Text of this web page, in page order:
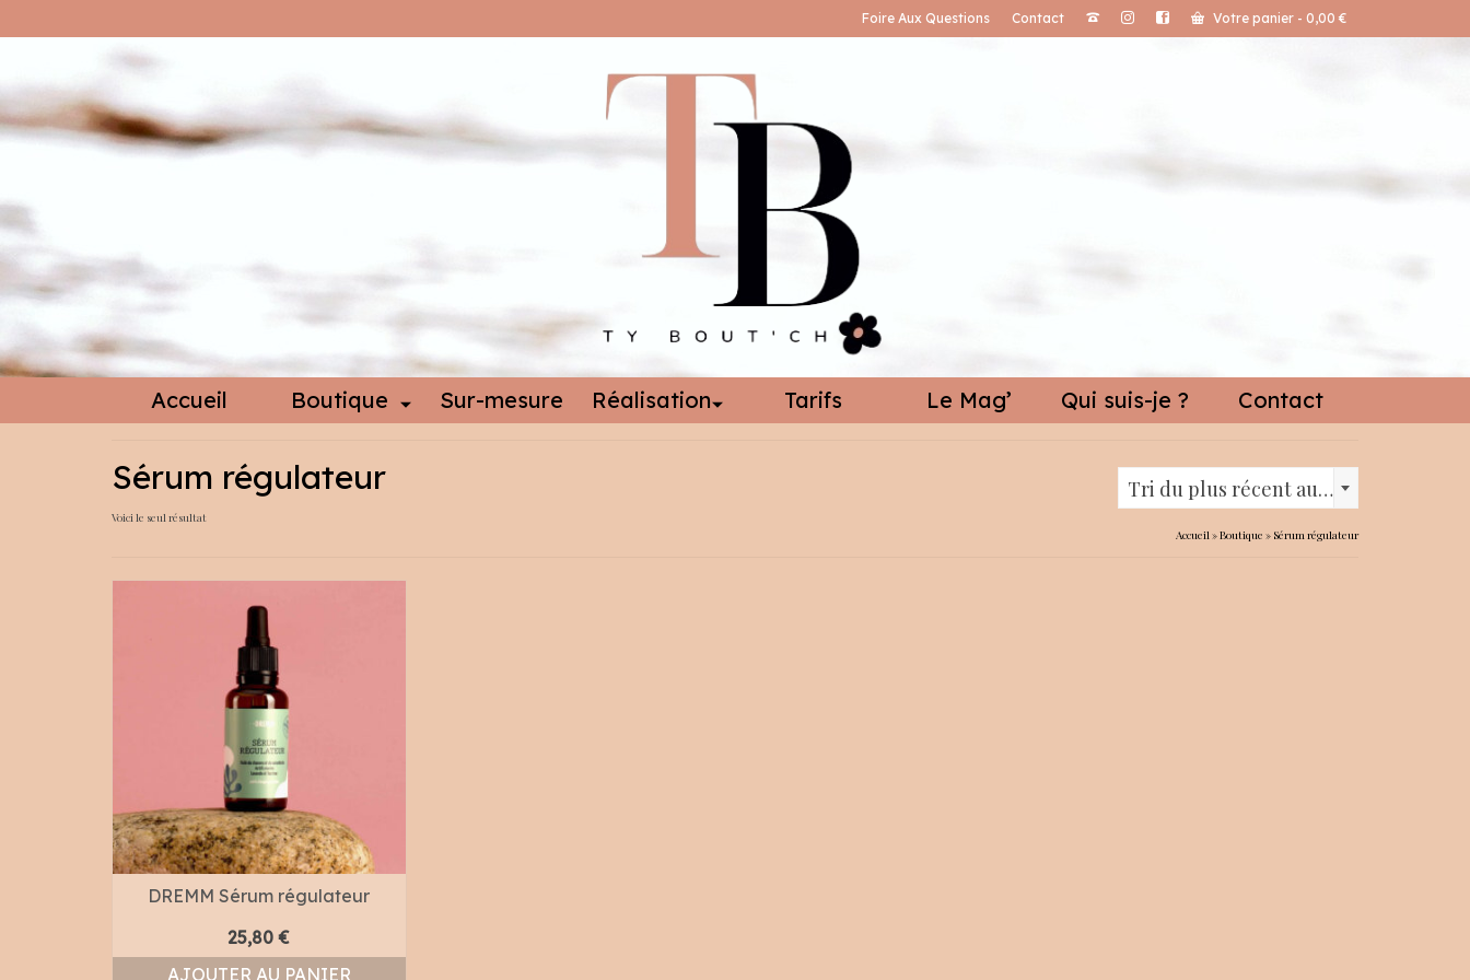
Foire Aux Questions Contact Votre panier - 0,00 €
Accueil Boutique Sur-mesure Réalisation Tarifs Le Mag’ Qui suis-je ? Contact
Sérum régulateur
Voici le seul résultat
Tri du plus récent au plus ancien
Accueil»Boutique » Sérum régulateur
DREMM Sérum régulateur
25,80€
AJOUTER AU PANIER